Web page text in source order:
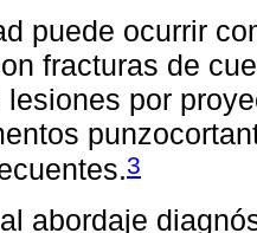
puede ocurrir
fracturas de
lesiones por
3
abordaje